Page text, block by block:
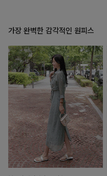
가장 완벽한 감각적인 원피스